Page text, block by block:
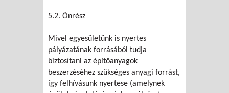
5.2. Önrész
Mivel egyesületünk is nyertes
pályázatának forrásából tudja
biztosítani az építőanyagok
beszerzéséhez szükséges anyagi forrást,
így felhívásunk nyertese (amelynek